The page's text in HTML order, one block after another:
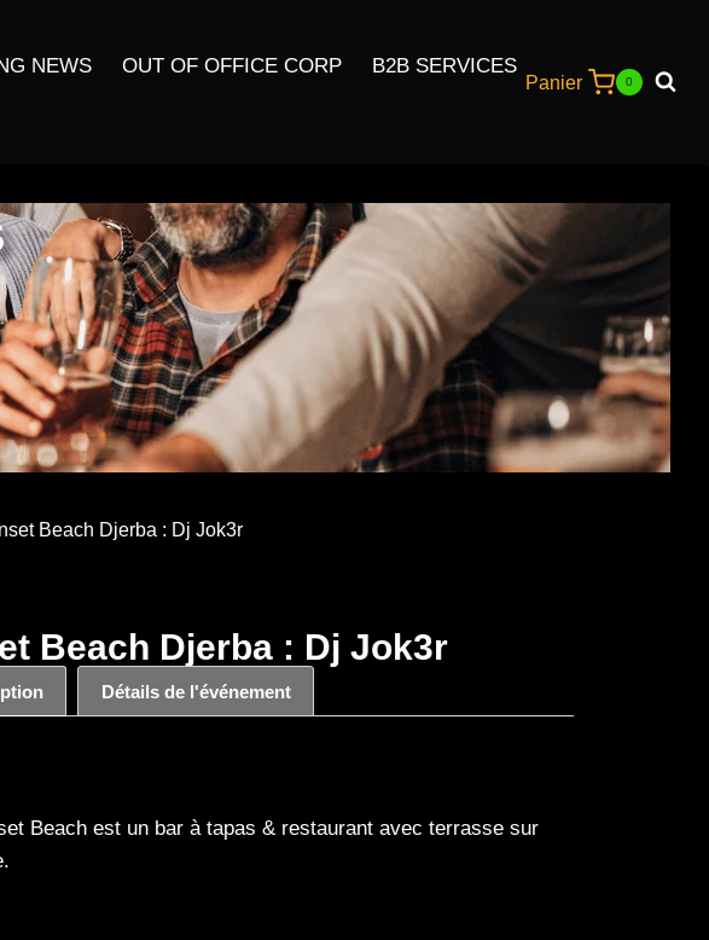
NEWS OUT OF OFFICE CORP
B2B SERVICES
Panier 0
Beach Djerba : Dj Jok3r
Beach Djerba : Dj Jok3r
Détails de l'événement
Beach est un bar à tapas & restaurant avec terrasse sur